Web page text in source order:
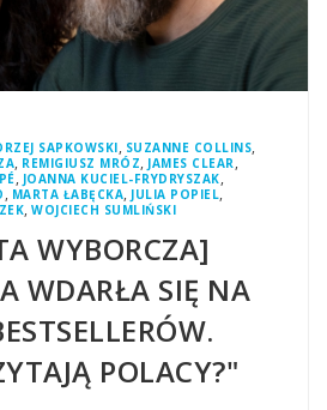
SAPKOWSKI, SUZANNE COLLINS,
, REMIGIUSZ MRÓZ, JAMES CLEAR,
, JOANNA KUCIEL-FRYDRYSZAK,
, MARTA ŁABĘCKA, JULIA POPIEL,
, WOJCIECH SUMLIŃSKI
WYBORCZA]
WDARŁA SIĘ NA
POLACY?"